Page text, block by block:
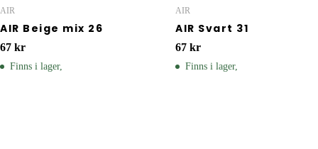
AIR
AIR Beige mix 26
67 kr
Finns i lager,
AIR
AIR Svart 31
67 kr
Finns i lager,